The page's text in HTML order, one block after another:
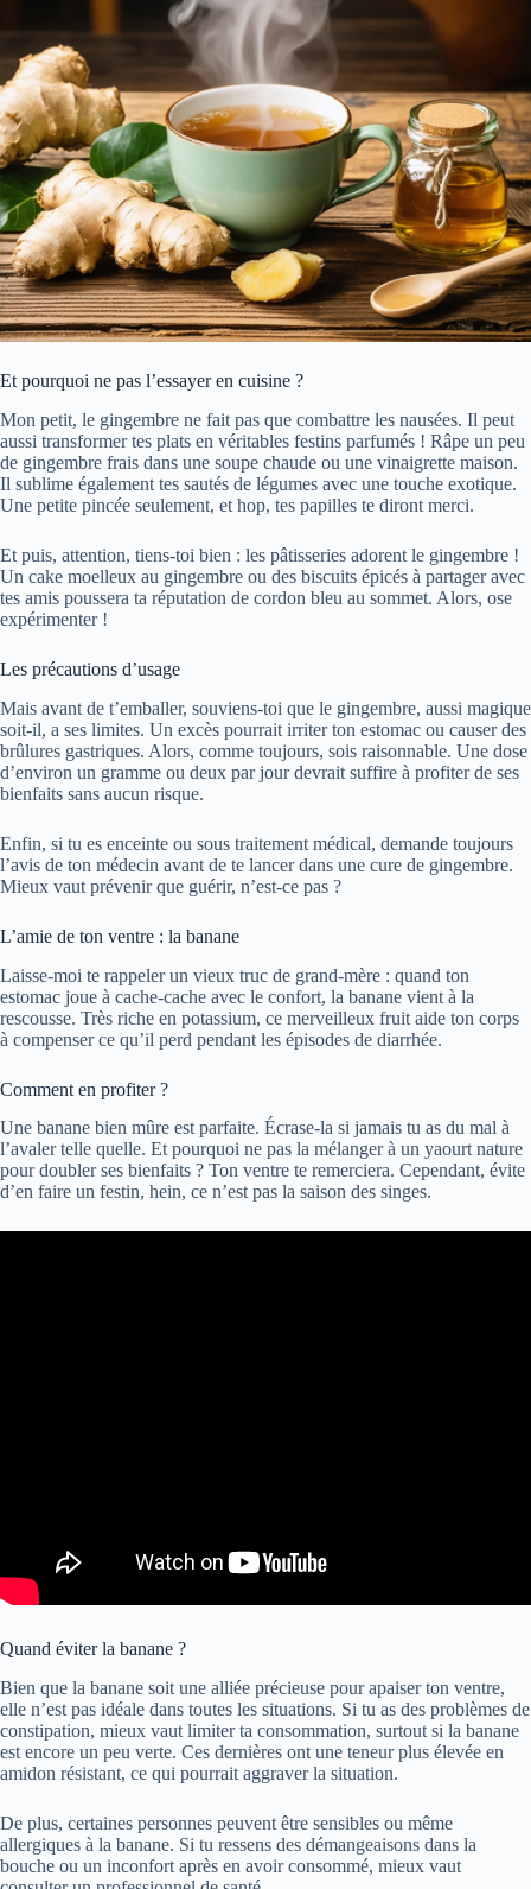
Et pourquoi ne pas l’essayer en cuisine ?
Mon petit, le gingembre ne fait pas que combattre les nausées. Il peut
aussi transformer tes plats en véritables festins parfumés ! Râpe un peu
de gingembre frais dans une soupe chaude ou une vinaigrette maison.
Il sublime également tes sautés de légumes avec une touche exotique.
Une petite pincée seulement, et hop, tes papilles te diront merci.
Et puis, attention, tiens-toi bien : les pâtisseries adorent le gingembre !
Un cake moelleux au gingembre ou des biscuits épicés à partager avec
tes amis poussera ta réputation de cordon bleu au sommet. Alors, ose
expérimenter !
Les précautions d’usage
Mais avant de t’emballer, souviens-toi que le gingembre, aussi magique
soit-il, a ses limites. Un excès pourrait irriter ton estomac ou causer des
brûlures gastriques. Alors, comme toujours, sois raisonnable. Une dose
d’environ un gramme ou deux par jour devrait suffire à profiter de ses
bienfaits sans aucun risque.
Enfin, si tu es enceinte ou sous traitement médical, demande toujours
l’avis de ton médecin avant de te lancer dans une cure de gingembre.
Mieux vaut prévenir que guérir, n’est-ce pas ?
L’amie de ton ventre : la banane
Laisse-moi te rappeler un vieux truc de grand-mère : quand ton
estomac joue à cache-cache avec le confort, la banane vient à la
rescousse. Très riche en potassium, ce merveilleux fruit aide ton corps
à compenser ce qu’il perd pendant les épisodes de diarrhée.
Comment en profiter ?
Une banane bien mûre est parfaite. Écrase-la si jamais tu as du mal à
l’avaler telle quelle. Et pourquoi ne pas la mélanger à un yaourt nature
pour doubler ses bienfaits ? Ton ventre te remerciera. Cependant, évite
d’en faire un festin, hein, ce n’est pas la saison des singes.
Quand éviter la banane ?
Bien que la banane soit une alliée précieuse pour apaiser ton ventre,
elle n’est pas idéale dans toutes les situations. Si tu as des problèmes de
constipation, mieux vaut limiter ta consommation, surtout si la banane
est encore un peu verte. Ces dernières ont une teneur plus élevée en
amidon résistant, ce qui pourrait aggraver la situation.
De plus, certaines personnes peuvent être sensibles ou même
allergiques à la banane. Si tu ressens des démangeaisons dans la
bouche ou un inconfort après en avoir consommé, mieux vaut